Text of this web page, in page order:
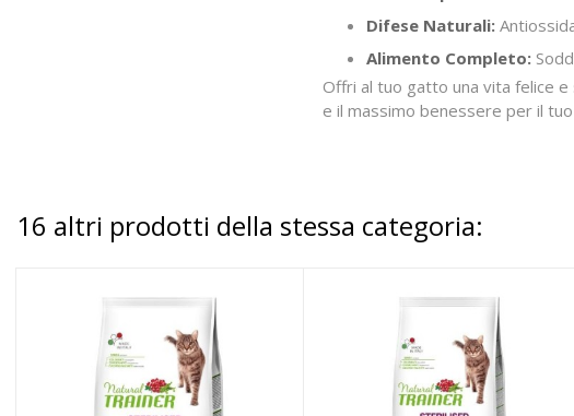
Difese Naturali:
Alimento Completo:
Offri al tuo gatto una vita felice e
e il massimo benessere per il
16 altri prodotti della stessa categoria: